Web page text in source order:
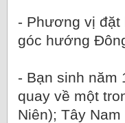
- Phương vị đặt
góc hướng
- Bạn sinh năm
quay về một
Niên); Tây